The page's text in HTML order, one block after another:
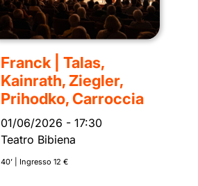
Franck | Talas,
Kainrath, Ziegler,
Prihodko, Carroccia
01/06/2026 - 17:30
Teatro Bibiena
40’ | Ingresso 12 €